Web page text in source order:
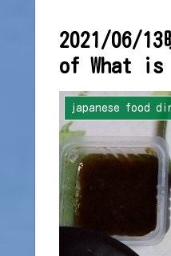
2021/06/
of What is
japanese food